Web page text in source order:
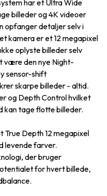
har et Ultra Wide
billeder og 4K videoer
opfanger detaljer selv i
kamera er et 12 megapixel
oplyste billeder selv
være den nye Night-
sensor-shift
skarpe billeder - altid.
og Depth Control hvilket
kan tage flotte billeder.
True Depth 12 megapixel
levende farver.
der bruger
for hvert billede,